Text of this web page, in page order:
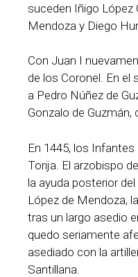
suceden Iñigo López
Mendoza y Diego
Con Juan I
de los Coronel. En el
a Pedro Núñez de
Gonzalo de Guzmán,
En 1445, los
Torija. El arzobispo
la ayuda posterior
López de Mendoza,
tras un largo asedio
quedo seriamente
asediado con la
Santillana.